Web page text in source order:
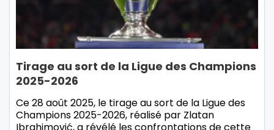
Tirage au sort de la Ligue des Champions
2025-2026
Ce 28 août 2025, le tirage au sort de la Ligue des
Champions 2025-2026, réalisé par Zlatan